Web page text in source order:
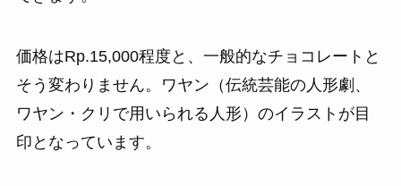
価格はRp.15,000程度と、一般的なチョコレートと
そう変わりません。ワヤン（伝統芸能の人形劇、
ワヤン・クリで用いられる人形）のイラストが目
印となっています。